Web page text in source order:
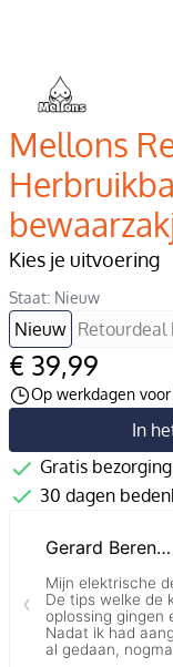
Mellons
Kies je uitvoering
Staat: Nieuw
Nieuw Retourdeal
€ 39,99
Op werkdagen
In
Gratis
30 dagen